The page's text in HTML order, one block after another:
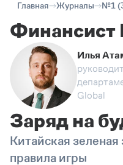
Главная Журналы №1
Илья
Global
Заряд на
Китайская
правила игры